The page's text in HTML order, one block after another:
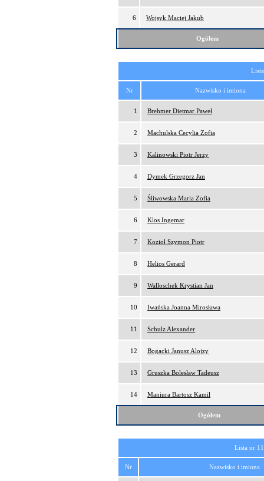
6 Wojsyk Maciej Jakub
Ogółem
Nr Nazwisko i imiona
1 Brehmer Dietmar Paweł
2 Machulska Cecylia Zofia
3 Kalinowski Piotr Jerzy
4 Dymek Grzegorz Jan
5 Śliwowska Maria Zofia
6 Klos Ingemar
7 Kozioł Szymon Piotr
8 Helios Gerard
9 Walloschek Krystian Jan
10 Iwańska Joanna Mirosława
11 Schulz Alexander
12 Bogacki Janusz Alojzy
13 Gruszka Bolesław Tadeusz
14 Maniura Bartosz Kamil
Ogółem
Lista nr
Nr Nazwisko i imiona